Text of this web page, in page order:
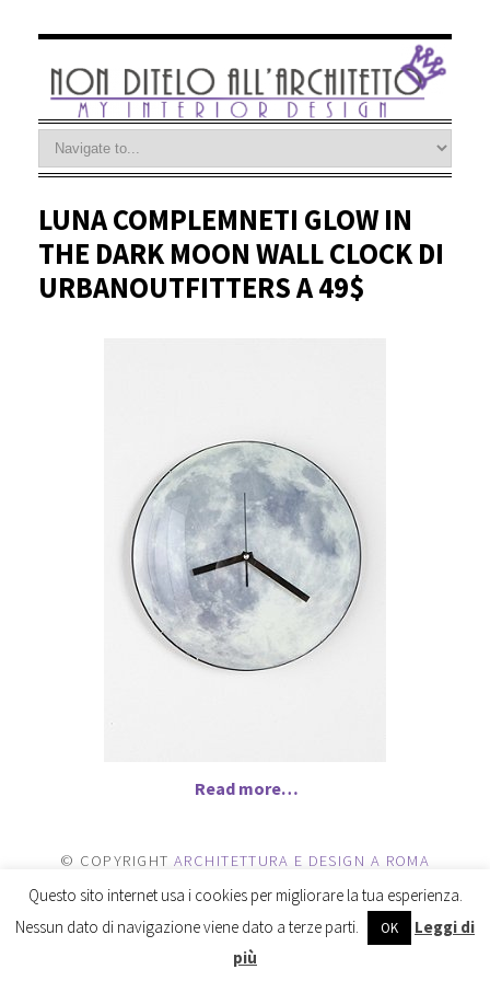
LUNA COMPLEMNETI GLOW IN
THE DARK MOON WALL CLOCK DI
URBANOUTFITTERS A 49$
Read more…
© COPYRIGHT ARCHITETTURA E DESIGN A ROMA
2026 . POWERED BY WORDPRESS
Questo sito internet usa i cookies per migliorare la tua esperienza.
Nessun dato di navigazione viene dato a terze parti.
OK
Leggi di
più